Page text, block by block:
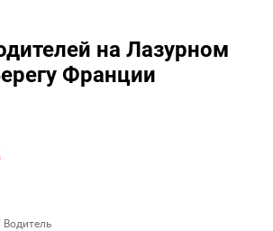
на Лазурном
Франции
Водитель